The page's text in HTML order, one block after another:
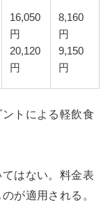
16,050
円
20,120
円
8,160
円
9,150
円
トによる軽飲食
はない。料金表
が適用される。